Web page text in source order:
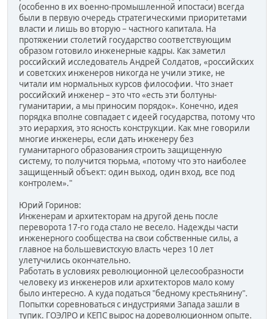
(особенно в их военно-промышленной ипостаси) всегда
были в первую очередь стратегическими приоритетами
власти и лишь во вторую – частного капитала. На
протяжении столетий государство соответствующим
образом готовило инженерные кадры. Как заметил
российский исследователь Андрей Солдатов, «российских
и советских инженеров никогда не учили этике, не
читали им нормальных курсов философии. Что знает
российский инженер – это что «есть эти болтуны-
гуманитарии, а мы приносим порядок». Конечно, идея
порядка вполне совпадает с идеей государства, потому что
это иерархия, это ясность конструкции. Как мне говорили
многие инженеры, если дать инженеру без
гуманитарного образования строить защищенную
систему, то получится тюрьма, «потому что это наиболее
защищенный объект: один выход, один вход, все под
контролем»."
Юрий Горинов:
Инженерам и архитекторам на другой день после
переворота 17-го года стало не весело. Надежды части
инженерного сообщества на свои собственные силы, а
главное на большевистскую власть через 10 лет
улетучились окончательно.
Работать в условиях революционной целесообразности
человеку из инженеров или архитекторов мало кому
было интересно. А куда податься "бедному крестьянину".
Попытки соревноваться с индустриями Запада зашли в
тупик. ГОЭЛРО и КЕПС вырос на дореволюционном опыте.